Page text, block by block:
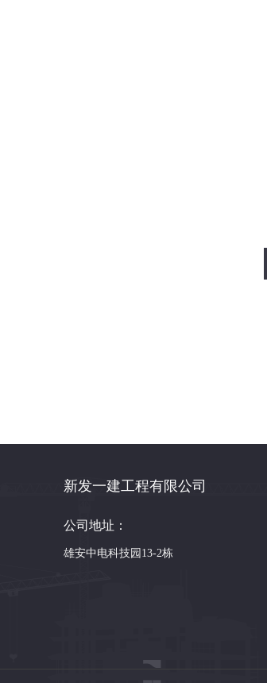
新发一建工程有限公司
公司地址：
雄安中电科技园13-2栋